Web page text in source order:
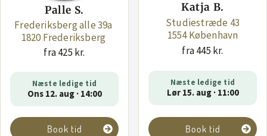
Palle S.
Frederiksberg alle 39a
1820 Frederiksberg
fra 425 kr.
Næste ledige tid
Ons 12. aug · 14:00
Book tid
Katja B.
Studiestræde 43
1554 København
fra 445 kr.
Næste ledige tid
Lør 15. aug · 11:00
Book tid